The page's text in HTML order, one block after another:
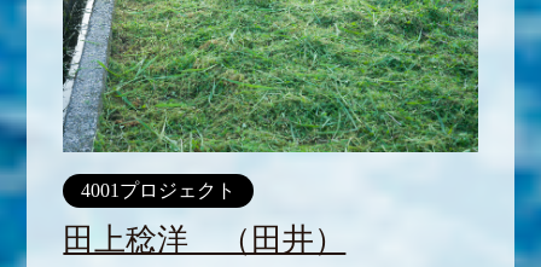
4001プロジェクト
田上稔洋 （田井）